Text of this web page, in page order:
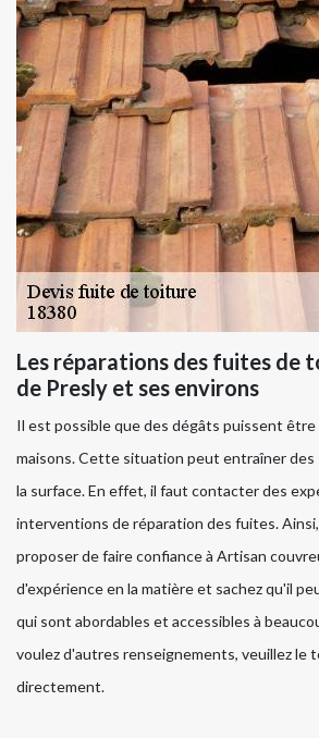
Les réparations des fuites de
de Presly et ses environs
Il est possible que des dégâts puissent
maisons. Cette situation peut entraîner
la surface. En effet, il faut contacter des
interventions de réparation des fuites.
proposer de faire confiance à Artisan
d'expérience en la matière et sachez qu'il
qui sont abordables et accessibles à
voulez d'autres renseignements, veuillez le
directement.